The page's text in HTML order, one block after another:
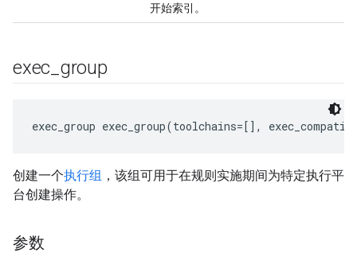
开始索引。
exec group
exec_group exec_group(toolchains=[],
创建一个执行组 ，该组可用于在规则实施期间为特定执行平
台创建操作。
参数